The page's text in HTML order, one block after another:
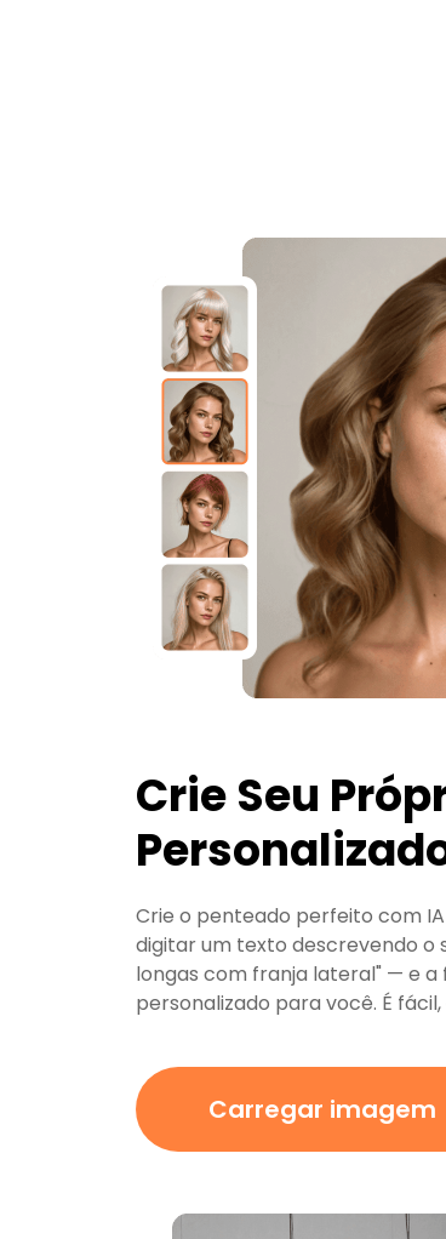
Crie Seu
Crie o penteado perfeito com
digitar um texto descrevendo o
longas com franja lateral" — e
personalizado para você. É
Carregar imagem